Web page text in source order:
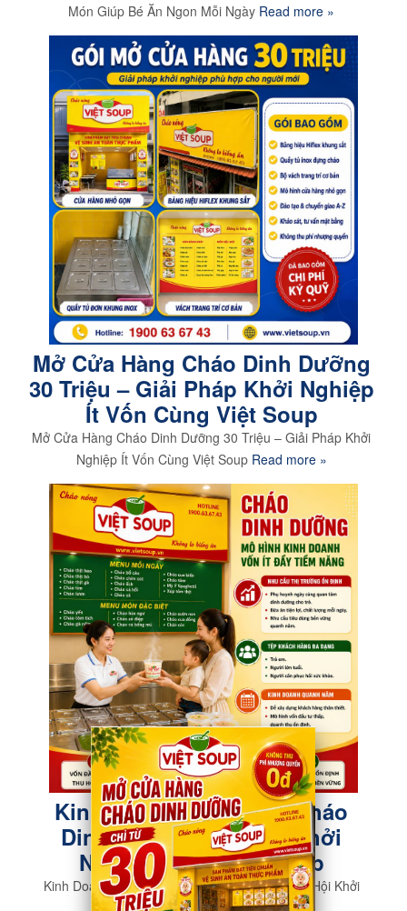
Món Giúp Bé Ăn Ngon Mỗi Ngày Read more »
Mở Cửa Hàng Cháo Dinh Dưỡng
30 Triệu – Giải Pháp Khởi Nghiệp
Ít Vốn Cùng Việt Soup
Mở Cửa Hàng Cháo Dinh Dưỡng 30 Triệu – Giải Pháp Khởi
Nghiệp Ít Vốn Cùng Việt Soup Read more »
Kinh Doanh Vốn Ít Với Cháo
Dinh Dưỡng – Cơ Hội Khởi
Nghiệp Cùng Việt Soup
Kinh Doanh Vốn Ít Với Cháo Dinh Dưỡng – Cơ Hội Khởi